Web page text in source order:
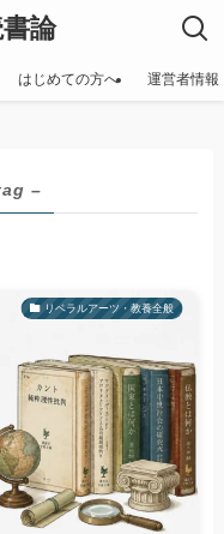
論
はじめての方へ 運営者情報
–
リベラルアーツ・教養全般